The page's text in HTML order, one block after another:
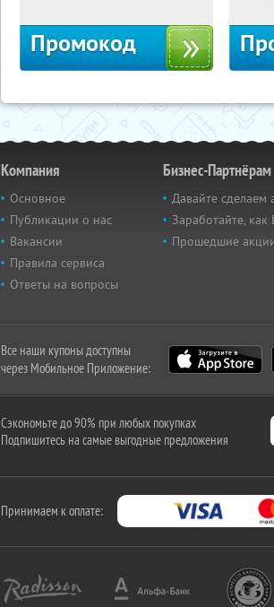
Промокод
Компания
Основное
Публикации о нас
Вакансии
Правила сервиса
Ответы на вопросы
Бизнес-Партнёрам
Давайте сделаем
Заработайте, как
Прошедшие
Все наши купоны доступны
через Мобильное Приложение:
Сэкономьте до 90% при любых покупках
Подпишитесь на самые выгодные предложения
Принимаем к оплате: